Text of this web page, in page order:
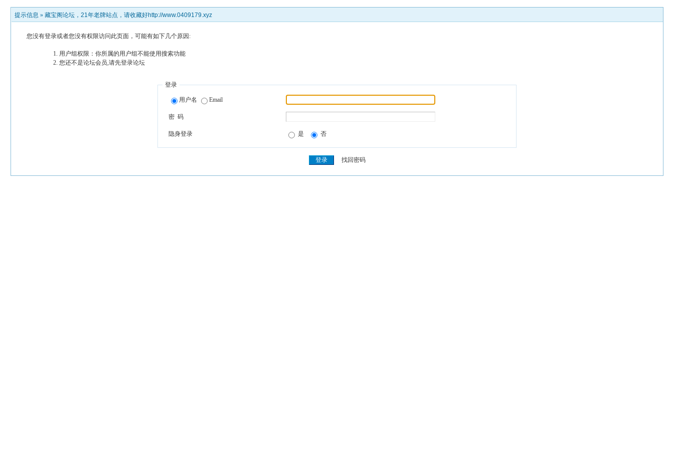
提示信息 » 藏宝阁论坛，21年老牌站点，请收藏好http://www.0409179.xyz
您没有登录或者您没有权限访问此页面，可能有如下几个原因:
用户组权限：你所属的用户组不能使用搜索功能
您还不是论坛会员,请先登录论坛
登录
用户名 Email
密 码
隐身登录 是 否
找回密码